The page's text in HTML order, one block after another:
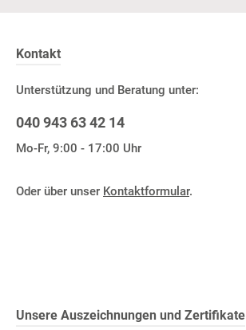
Kontakt
Unterstützung und Beratung unter:
040 943 63 42 14
Mo-Fr, 9:00 - 17:00 Uhr
Oder über unser Kontaktformular.
Unsere Auszeichnungen und Zertifikate